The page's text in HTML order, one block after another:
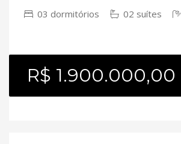
03 dormitórios 02 suítes
R$ 1.900.000,00